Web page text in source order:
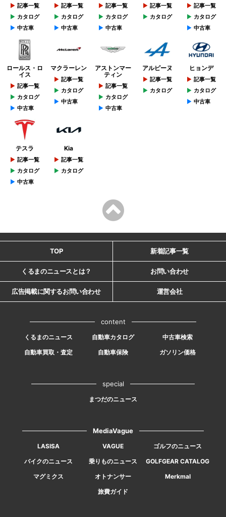
記事一覧
カタログ
中古車
記事一覧
カタログ
中古車
記事一覧
カタログ
中古車
記事一覧
カタログ
記事一覧
カタログ
中古車
ロールス・ロ
イス
記事一覧
カタログ
中古車
マクラーレン
記事一覧
カタログ
中古車
アストンマー
ティン
記事一覧
カタログ
中古車
アルピーヌ
記事一覧
カタログ
ヒョンデ
記事一覧
カタログ
中古車
テスラ
記事一覧
カタログ
中古車
Kia
記事一覧
カタログ
TOP 新着記事一覧
くるまのニュースとは？ お問い合わせ
広告掲載に関するお問い合わせ 運営会社
content
くるまのニュース 自動車カタログ
中古車検索
自動車買取・査定
自動車保険 ガソリン価格
special
まつだのニュース
MediaVague
LASISA VAGUE
ゴルフのニュース
バイクのニュース
乗りものニュース
GOLFGEAR CATALOG
マグミクス
オトナンサー
Merkmal
旅費ガイド